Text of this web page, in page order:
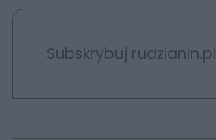
Subskrybuj rudzianin.pl